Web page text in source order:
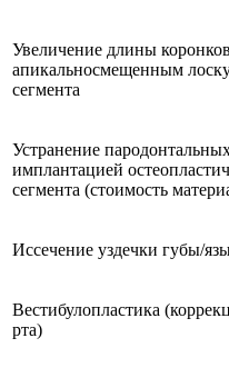
Увеличение длины
апикальносмещенным
сегмента
Устранение
имплантацией
сегмента (стоимость
Иссечение уздечки губы/
Вестибулопластика
рта)